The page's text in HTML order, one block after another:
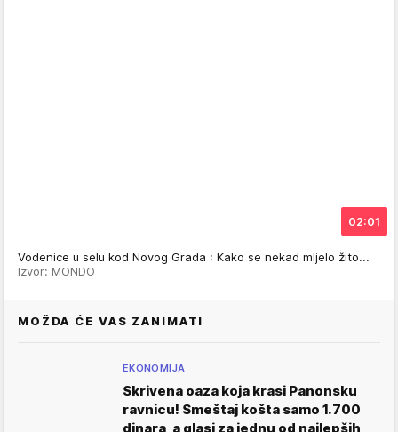
02:01
Vodenice u selu kod Novog Grada : Kako se nekad mljelo žito...
Izvor: MONDO
MOŽDA ĆE VAS ZANIMATI
EKONOMIJA
Skrivena oaza koja krasi Panonsku
ravnicu! Smeštaj košta samo 1.700
dinara, a glasi za jednu od najlepših